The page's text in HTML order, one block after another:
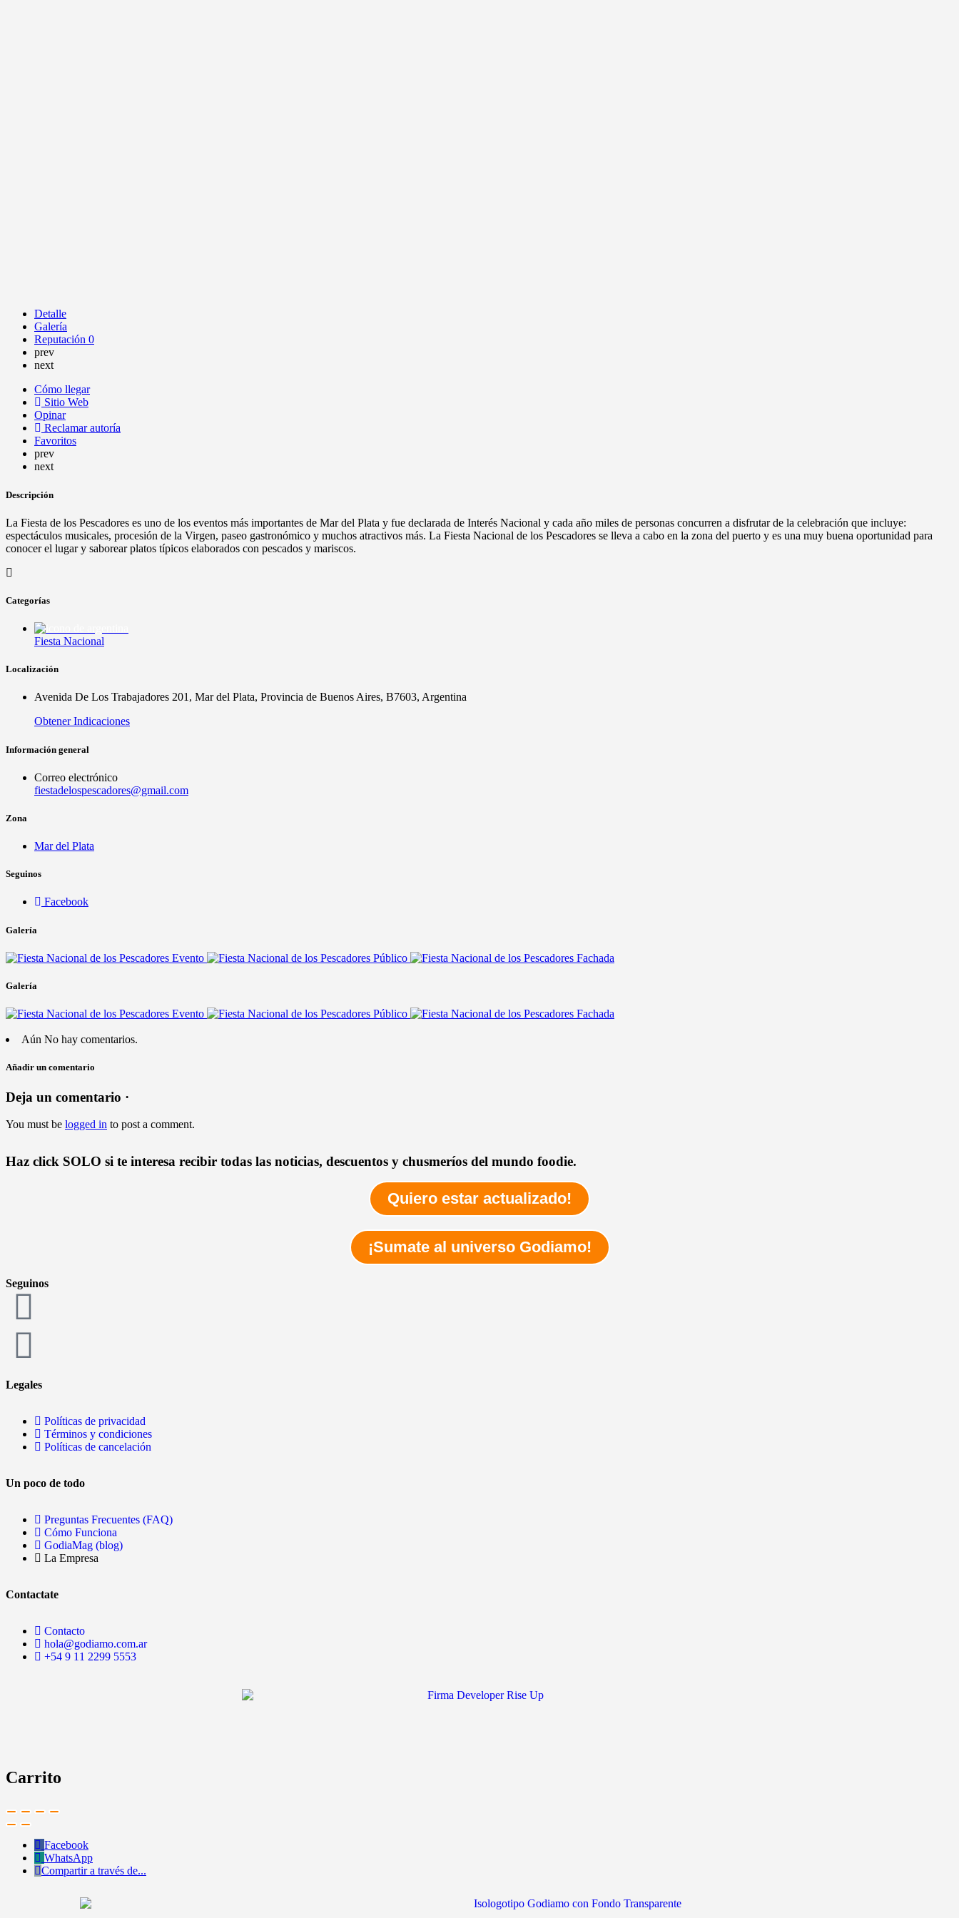
Detalle
Galería
Reputación 0
prev
next
Cómo llegar
Sitio Web
Opinar
Reclamar autoría
Favoritos
prev
next
Descripción
La Fiesta de los Pescadores es uno de los eventos más importantes de Mar del Plata y fue declarada de Interés Nacional y cada año miles de personas concurren a disfrutar de la celebración que incluye:
espectáculos musicales, procesión de la Virgen, paseo gastronómico y muchos atractivos más. La Fiesta Nacional de los Pescadores se lleva a cabo en la zona del puerto y es una muy buena oportunidad para
conocer el lugar y saborear platos típicos elaborados con pescados y mariscos.
Categorías
Fiesta Nacional
Localización
Avenida De Los Trabajadores 201, Mar del Plata, Provincia de Buenos Aires, B7603, Argentina
Obtener Indicaciones
Información general
Correo electrónico
fiestadelospescadores@gmail.com
Zona
Mar del Plata
Seguinos
Facebook
Galería
Galería
Aún No hay comentarios.
Añadir un comentario
Deja un comentario ·
You must be logged in to post a comment.
Haz click SOLO si te interesa recibir todas las noticias, descuentos y chusmeríos del mundo foodie.
Quiero estar actualizado!
¡Sumate al universo Godiamo!
Seguinos
Legales
Políticas de privacidad
Términos y condiciones
Políticas de cancelación
Un poco de todo
Preguntas Frecuentes (FAQ)
Cómo Funciona
GodiaMag (blog)
La Empresa
Contactate
Contacto
hola@godiamo.com.ar
+54 9 11 2299 5553
Carrito
Facebook
WhatsApp
Compartir a través de...